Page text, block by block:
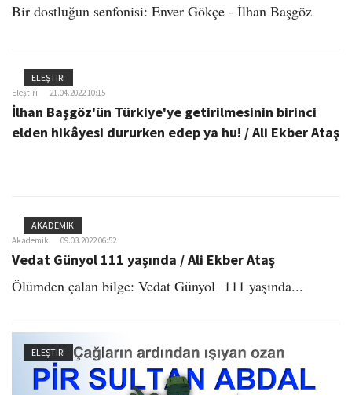
Bir dostluğun senfonisi: Enver Gökçe - İlhan Başgöz
ELEŞTIRI
Eleştiri 21.04.2022 10:15
İlhan Başgöz'ün Türkiye'ye getirilmesinin birinci
elden hikâyesi dururken edep ya hu! / Ali Ekber Ataş
AKADEMIK
Akademik 09.03.2022 06:52
Vedat Günyol 111 yaşında / Ali Ekber Ataş
Ölümden çalan bilge: Vedat Günyol 111 yaşında...
ELEŞTIRI